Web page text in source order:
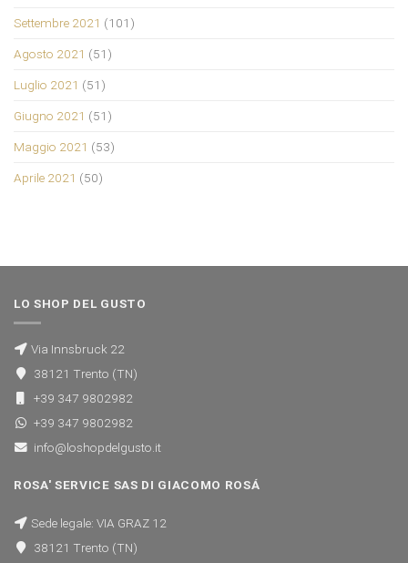
Settembre 2021 (101)
Agosto 2021 (51)
Luglio 2021 (51)
Giugno 2021 (51)
Maggio 2021 (53)
Aprile 2021 (50)
LO SHOP DEL GUSTO
Via Innsbruck 22
38121 Trento (TN)
+39 347 9802982
+39 347 9802982
info@loshopdelgusto.it
ROSA' SERVICE SAS DI GIACOMO ROSÁ
Sede legale: VIA GRAZ 12
38121 Trento (TN)